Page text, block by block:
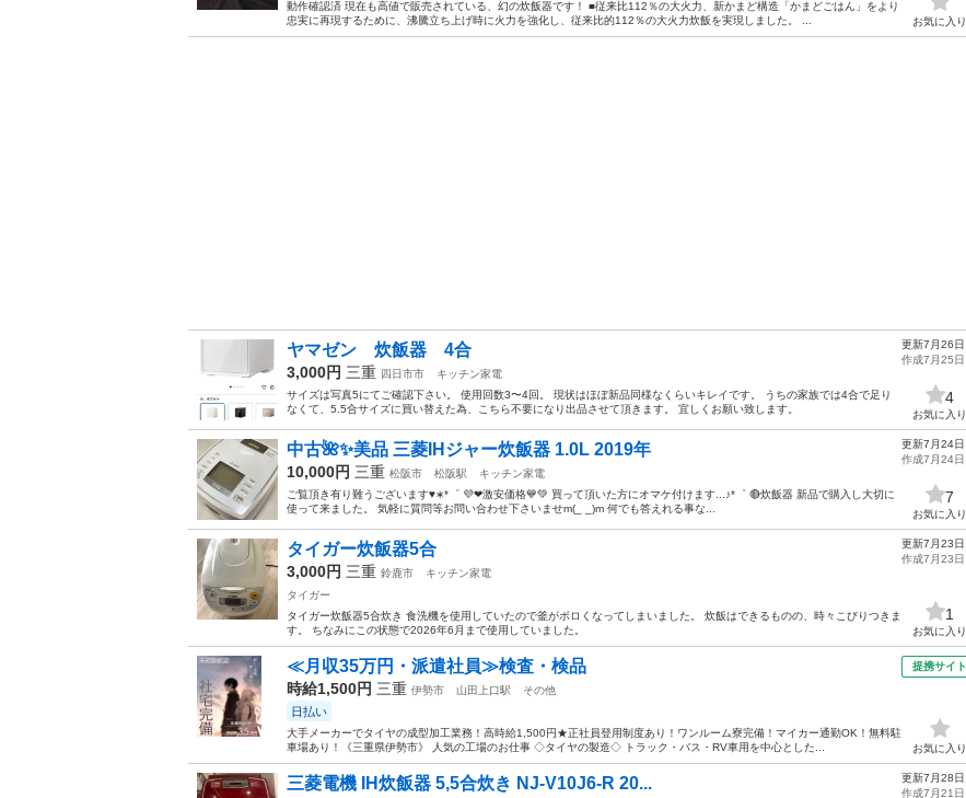
動作確認済 現在も高値で販売されている、幻の炊飯器です！ ■従来比112％の大火力、新かまど構造「かまどごはん」をより
忠実に再現するために、沸騰立ち上げ時に火力を強化し、従来比的112％の大火力炊飯を実現しました。 ...
お気に入り
ヤマゼン 炊飯器 4合
3,000円 三重 四日市市
キッチン家電
サイズは写真5にてご確認下さい。 使用回数3〜4回。 現状はほぼ新品同様なくらいキレイです。 うちの家族では4合で足り
なくて、5.5合サイズに買い替えた為、こちら不要になり出品させて頂きます。 宜しくお願い致します。
更新7月26日
作成7月25日
4
お気に入り
中古🌺✨美品 三菱IHジャー炊飯器 1.0L 2019年
10,000円 三重 松阪市 松阪駅
キッチン家電
ご覧頂き有り難うございます♥︎︎∗︎*゜ 💜❤激安価格💙💚 買って頂いた方にオマケ付けます...♪*゜ 🔴炊飯器 新品で購入し大切に
使って来ました。 気軽に質問等お問い合わせ下さいませm(_ _)m 何でも答えれる事な...
更新7月24日
作成7月24日
7
お気に入り
タイガー炊飯器5合
3,000円 三重 鈴鹿市
キッチン家電
タイガー
タイガー炊飯器5合炊き 食洗機を使用していたので釜がボロくなってしまいました。 炊飯はできるものの、時々こびりつきま
す。 ちなみにこの状態で2026年6月まで使用していました。
更新7月23日
作成7月23日
1
お気に入り
≪月収35万円・派遣社員≫検査・検品
時給1,500円 三重 伊勢市 山田上口駅 その他
日払い
大手メーカーでタイヤの成型加工業務！高時給1,500円★正社員登用制度あり！ワンルーム寮完備！マイカー通勤OK！無料駐
車場あり！《三重県伊勢市》 人気の工場のお仕事 ◇タイヤの製造◇ トラック・バス・RV車用を中心とした...
提携サイト
お気に入り
​三菱電機 IH炊飯器 5,5合炊き NJ-V10J6-R 20...
更新7月28日
作成7月21日